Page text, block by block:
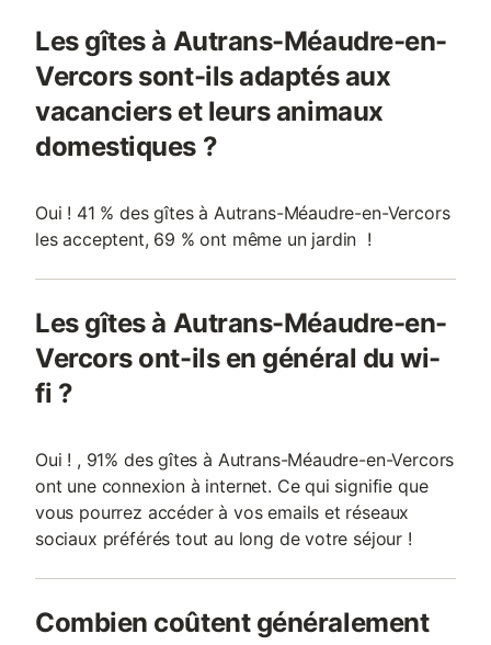
Les gîtes à Autrans-Méaudre-en-
Vercors sont-ils adaptés aux
vacanciers et leurs animaux
domestiques ?
Oui ! 41 % des gîtes à Autrans-Méaudre-en-Vercors
les acceptent, 69 % ont même un jardin !
Les gîtes à Autrans-Méaudre-en-
Vercors ont-ils en général du wi-
fi ?
Oui ! , 91% des gîtes à Autrans-Méaudre-en-Vercors
ont une connexion à internet. Ce qui signifie que
vous pourrez accéder à vos emails et réseaux
sociaux préférés tout au long de votre séjour !
Combien coûtent généralement